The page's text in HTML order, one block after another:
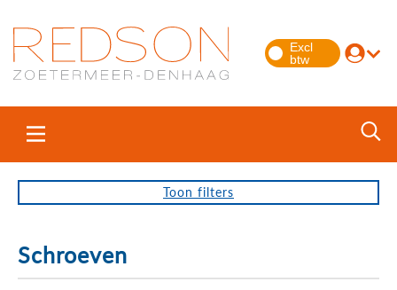
Toon filters
Schroeven